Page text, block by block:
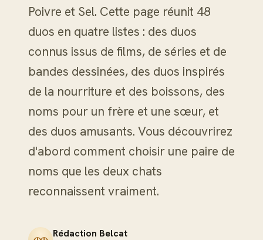
Poivre et Sel. Cette page réunit 48
duos en quatre listes : des duos
connus issus de films, de séries et de
bandes dessinées, des duos inspirés
de la nourriture et des boissons, des
noms pour un frère et une sœur, et
des duos amusants. Vous découvrirez
d'abord comment choisir une paire de
noms que les deux chats
reconnaissent vraiment.
Rédaction Belcat